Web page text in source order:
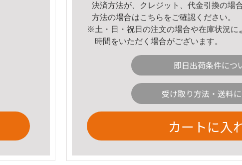
決済方法が、クレジット、代金引換の場
方法の場合はこちら をご確認ください。
※土・日・祝日の注文の場合や在庫状況に
時間をいただく場合がございます。
即日出荷条件につ
受け取り方法・送料
カートに入